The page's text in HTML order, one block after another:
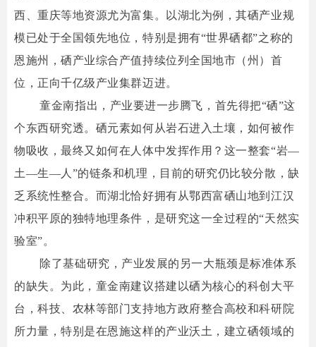
西、重庆等地资源尤为富集。以湖北为例，其硒产业规
模已处于全国领先地位，特别是拥有“世界硒都”之称的
恩施州，硒产业综合产值持续位列全国地市（州）首
位，正向千亿级产业集群迈进。
童金南指出，产业要进一步腾飞，首先得把“硒”这
个东西研究透。硒元素如何从岩石进入土壤，如何被作
物吸收，最终又如何在人体中发挥作用？这一整套“岩—
土—生—人”的链条和机理，目前的研究仍比较分散，缺
乏系统性整合。而湖北恰好拥有从鄂西富硒山地到江汉
冲积平原的独特地理条件，是研究这一全过程的“天然实
验室”。
除了基础研究，产业发展的另一大瓶颈是标准体系
的缺失。为此，童金南建议搭建以硒为核心的科创大平
台，科技、农林等部门支持地方政府整合高校和科研院
所力量，特别是在恩施这样的产业沃土，建立硒领域的